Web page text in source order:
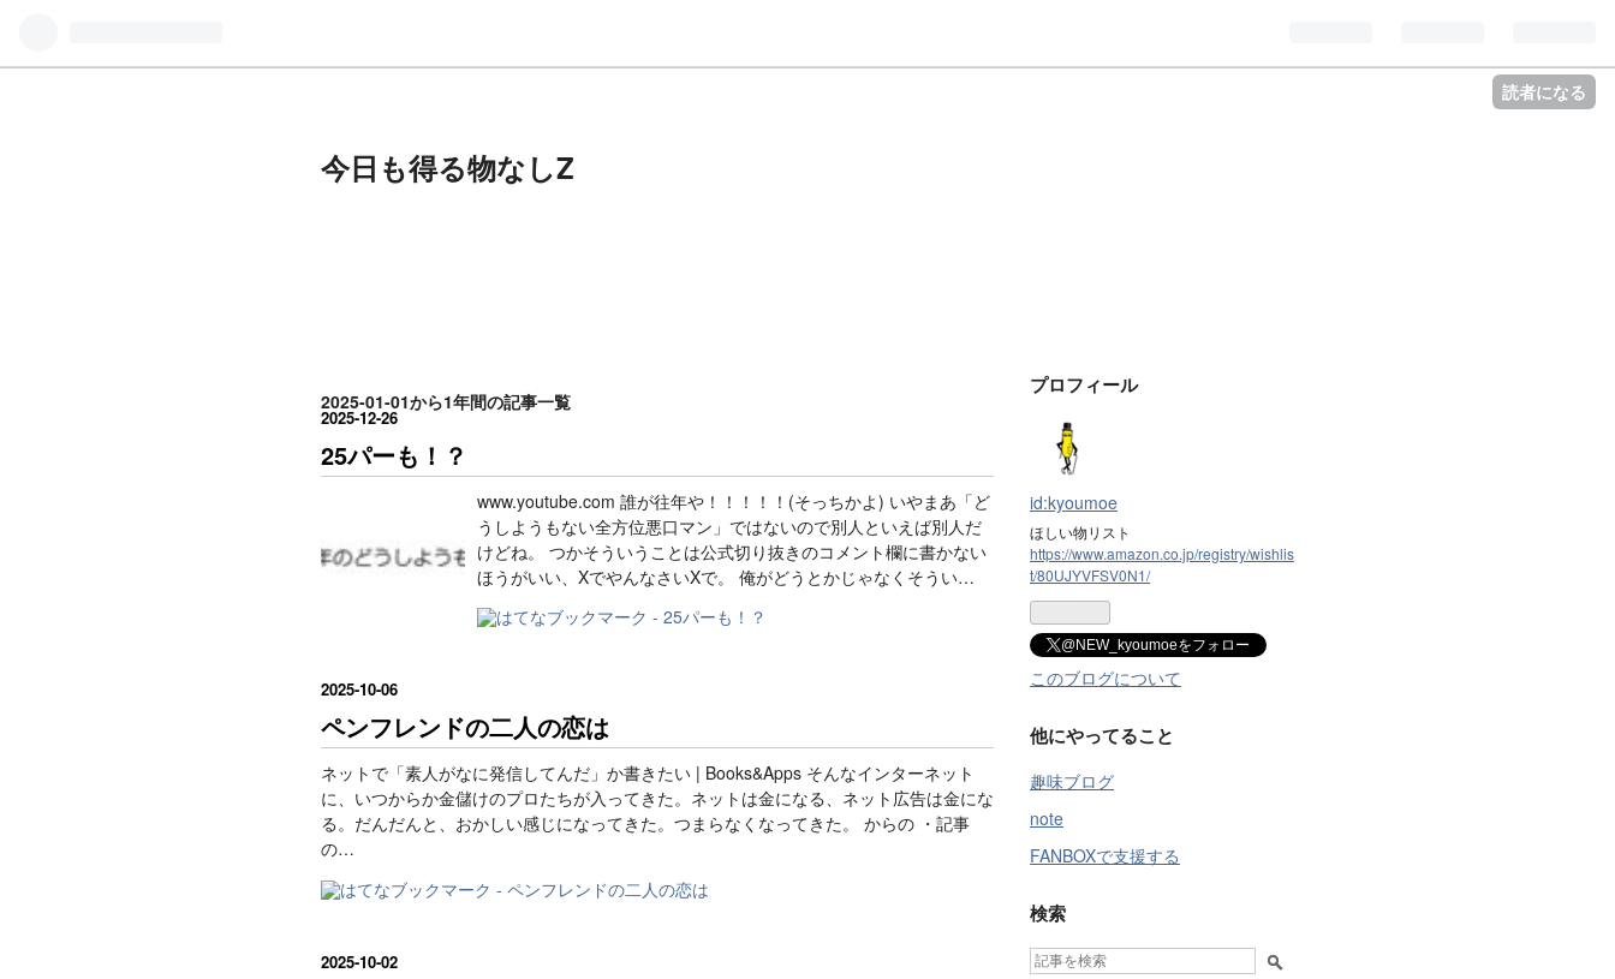
読者になる
今日も得る物なしZ
2025-01-01から1年間の記事一覧
2025-12-26
25パーも！？
www.youtube.com 誰が往年や！！！！！(そっちかよ) いやまあ「ど
うしようもない全方位悪口マン」ではないので別人といえば別人だ
けどね。 つかそういうことは公式切り抜きのコメント欄に書かない
ほうがいい、XでやんなさいXで。 俺がどうとかじゃなくそうい…
2025-10-06
ペンフレンドの二人の恋は
ネットで「素人がなに発信してんだ」か書きたい | Books&Apps そんなインターネット
に、いつからか金儲けのプロたちが入ってきた。ネットは金になる、ネット広告は金にな
る。だんだんと、おかしい感じになってきた。つまらなくなってきた。 からの ・記事
の…
2025-10-02
プロフィール
id:kyoumoe
ほしい物リスト
https://www.amazon.co.jp/registry/wishlis
t/80UJYVFSV0N1/
@NEW_kyoumoeをフォロー
このブログについて
他にやってること
趣味ブログ
note
FANBOXで支援する
検索